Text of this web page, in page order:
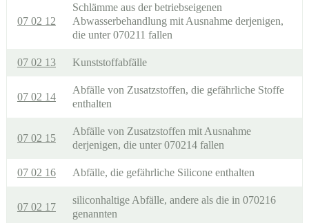
07 02 12
Schlämme aus der betriebseigenen
Abwasserbehandlung mit Ausnahme derjenigen,
die unter 070211 fallen
07 02 13 Kunststoffabfälle
07 02 14
Abfälle von Zusatzstoffen, die gefährliche Stoffe
enthalten
07 02 15
Abfälle von Zusatzstoffen mit Ausnahme
derjenigen, die unter 070214 fallen
07 02 16 Abfälle, die gefährliche Silicone enthalten
07 02 17
siliconhaltige Abfälle, andere als die in 070216
genannten